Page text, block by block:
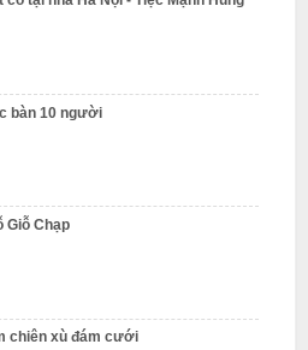
bàn 10 người
Giỗ Chạp
chiên xù đám cưới